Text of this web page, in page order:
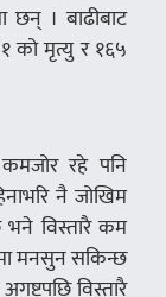
छन् । बाढीबाट
को मृत्यु र १६५
रहे पनि
नै जोखिम
भने विस्तारै कम
मनसुन सकिन्छ
विस्तारै